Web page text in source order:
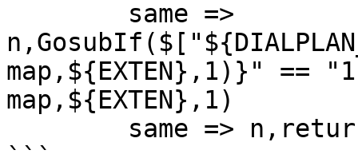
map,${EXTEN},1)}" ==
map,${EXTEN},1)